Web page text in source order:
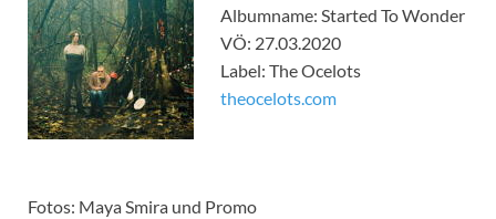
Albumname: Started To Wonder
VÖ: 27.03.2020
Label: The Ocelots
theocelots.com
Fotos: Maya Smira und Promo